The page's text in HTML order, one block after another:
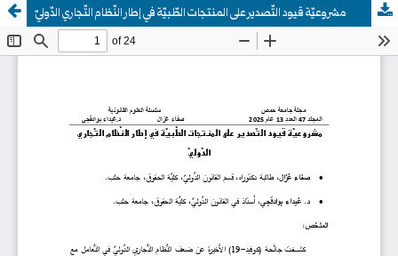
مشروعيّة قيود التّصدير على المنتجات الطّبيّة في إطار النّظام التّجاري الدّوليّ